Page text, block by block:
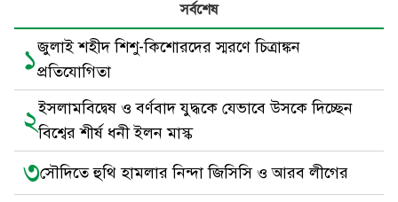
সর্বশেষ
১জুলাই শহীদ শিশু-কিশোরদের স্মরণে চিত্রাঙ্কন
প্রতিযোগিতা
২ইসলামবিদ্বেষ ও বর্ণবাদ যুদ্ধকে যেভাবে উসকে দিচ্ছেন
বিশ্বের শীর্ষ ধনী ইলন মাস্ক
৩সৌদিতে হুথি হামলার নিন্দা জিসিসি ও আরব লীগের